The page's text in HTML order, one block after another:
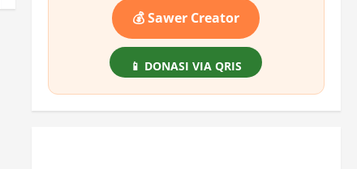
💰 Sawer Creator
📱 DONASI VIA QRIS